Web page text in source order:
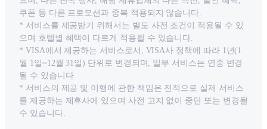
쿠폰 등 다른 프로모션과 중복 적용되지 않습니다.
* 서비스를 제공받기 위해서는 별도 사전 조건이 적용될 수 있
으며 호텔별 혜택이 다르게 적용될 수 있습니다.
* VISA에서 제공하는 서비스로서, VISA사 정책에 따라 1년(1
월 1일~12월 31일) 단위로 변경되며, 일부 서비스는 연중 변경
될 수 있습니다.
* 서비스의 제공 및 이행에 관한 책임은 전적으로 실제 서비스
를 제공하는 제휴사에 있으며 사전 고지 없이 중단 또는 변경될
수 있습니다.